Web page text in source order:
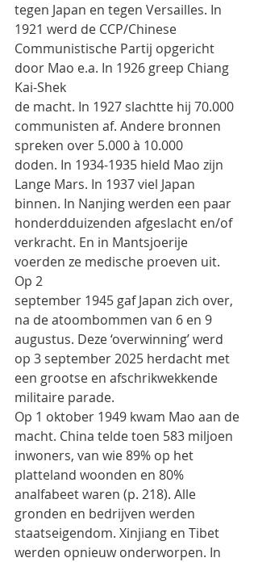
tegen Japan en tegen Versailles. In
1921 werd de CCP/Chinese
Communistische Partij opgericht
door Mao e.a. In 1926 greep Chiang
Kai-Shek
de macht. In 1927 slachtte hij 70.000
communisten af. Andere bronnen
spreken over 5.000 à 10.000
doden. In 1934-1935 hield Mao zijn
Lange Mars. In 1937 viel Japan
binnen. In Nanjing werden een paar
honderdduizenden afgeslacht en/of
verkracht. En in Mantsjoerije
voerden ze medische proeven uit.
Op 2
september 1945 gaf Japan zich over,
na de atoombommen van 6 en 9
augustus. Deze ‘overwinning’ werd
op 3 september 2025 herdacht met
een grootse en afschrikwekkende
militaire parade.
Op 1 oktober 1949 kwam Mao aan de
macht. China telde toen 583 miljoen
inwoners, van wie 89% op het
platteland woonden en 80%
analfabeet waren (p. 218). Alle
gronden en bedrijven werden
staatseigendom. Xinjiang en Tibet
werden opnieuw onderworpen. In